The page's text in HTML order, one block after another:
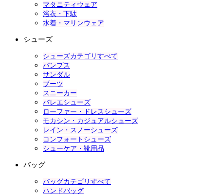
マタニティウェア
浴衣・下駄
水着・マリンウェア
シューズ
シューズカテゴリすべて
パンプス
サンダル
ブーツ
スニーカー
バレエシューズ
ローファー・ドレスシューズ
モカシン・カジュアルシューズ
レイン・スノーシューズ
コンフォートシューズ
シューケア・靴用品
バッグ
バッグカテゴリすべて
ハンドバッグ